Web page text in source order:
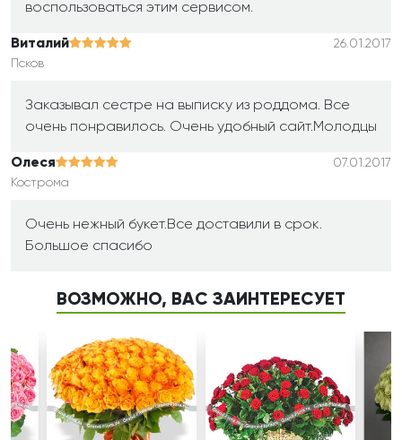
воспользоваться этим сервисом.
Виталий
26.01.2017
Псков
Заказывал сестре на выписку из роддома. Все
очень понравилось. Очень удобный сайт.Молодцы
Олеся
07.01.2017
Кострома
Очень нежный букет.Все доставили в срок.
Большое спасибо
ВОЗМОЖНО, ВАС ЗАИНТЕРЕСУЕТ